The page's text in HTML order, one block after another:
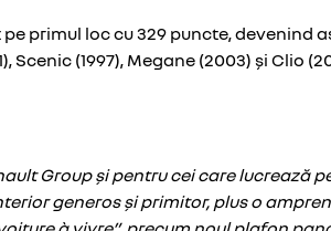
primul loc cu 329 puncte, devenind
Scenic (1997), Megane (2003) și Clio
Group și pentru cei care lucrează
generos și primitor, plus o